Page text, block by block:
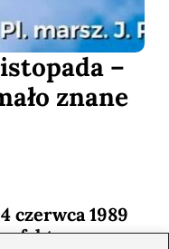
–
znane
czerwca 1989
fakty